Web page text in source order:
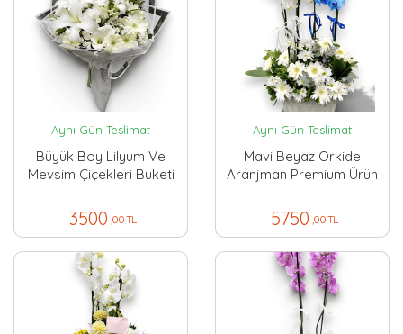
Aynı Gün Teslimat
Büyük Boy Lilyum Ve
Mevsim Çiçekleri Buketi
3500 ,00 TL
Aynı Gün Teslimat
Mavi Beyaz Orkide
Aranjman Premium Ürün
5750 ,00 TL